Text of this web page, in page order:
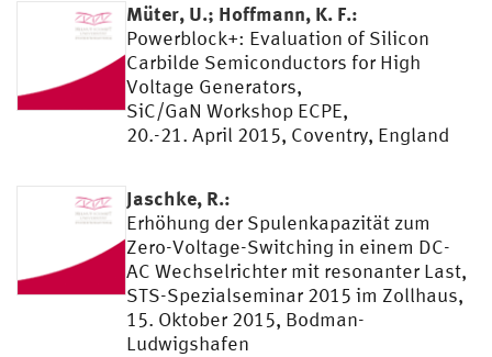
Müter, U.; Hoffmann, K. F.:
Powerblock+: Evaluation of Silicon
Carbilde Semiconductors for High
Voltage Generators,
SiC/GaN Workshop ECPE,
20.-21. April 2015, Coventry, England
Jaschke, R.:
Erhöhung der Spulenkapazität zum
Zero-Voltage-Switching in einem DC-
AC Wechselrichter mit resonanter Last,
STS-Spezialseminar 2015 im Zollhaus,
15. Oktober 2015, Bodman-
Ludwigshafen